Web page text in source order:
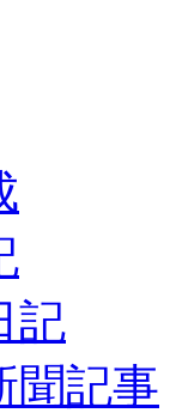
記
聞記事